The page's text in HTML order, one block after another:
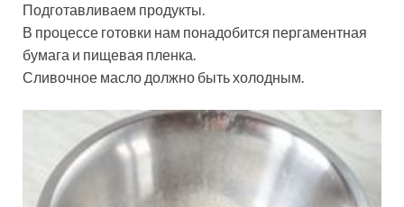
Подготавливаем продукты.
В процессе готовки нам понадобится пергаментная
бумага и пищевая пленка.
Сливочное масло должно быть холодным.